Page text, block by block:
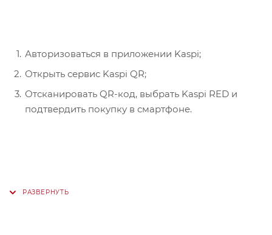
Авторизоваться в приложении Kaspi;
Открыть сервис Kaspi QR;
Отсканировать QR-код, выбрать Kaspi RED и
подтвердить покупку в смартфоне.